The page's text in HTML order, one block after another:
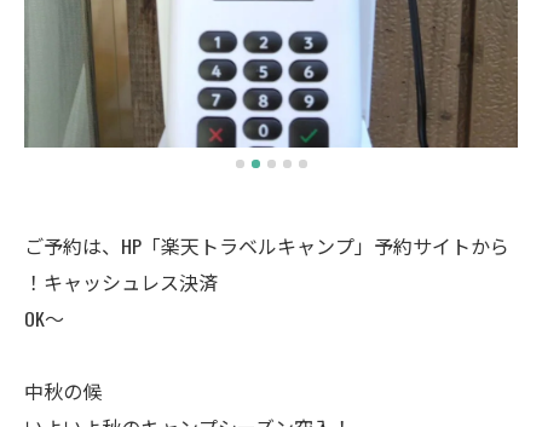
ご予約は、HP「楽天トラベルキャンプ」予約サイトから
！キャッシュレス決済
OK～
中秋の候